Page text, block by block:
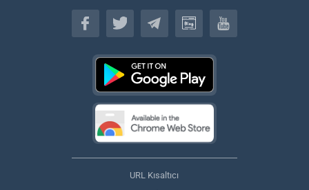
Türkçe
URL Kısaltıcı